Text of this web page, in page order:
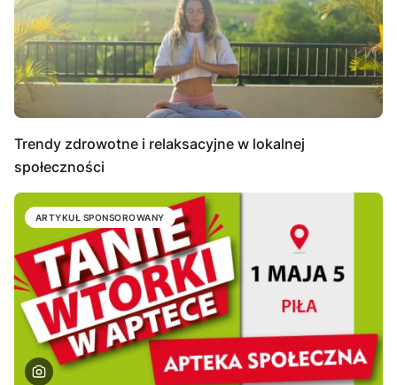
Trendy zdrowotne i relaksacyjne w lokalnej
społeczności
ARTYKUŁ SPONSOROWANY